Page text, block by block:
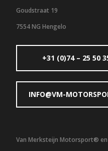
Goudstraat 19
7554 NG Hengelo
+31 (0)74 – 25 50
INFO@VM-
Van Merksteijn Motorsport®